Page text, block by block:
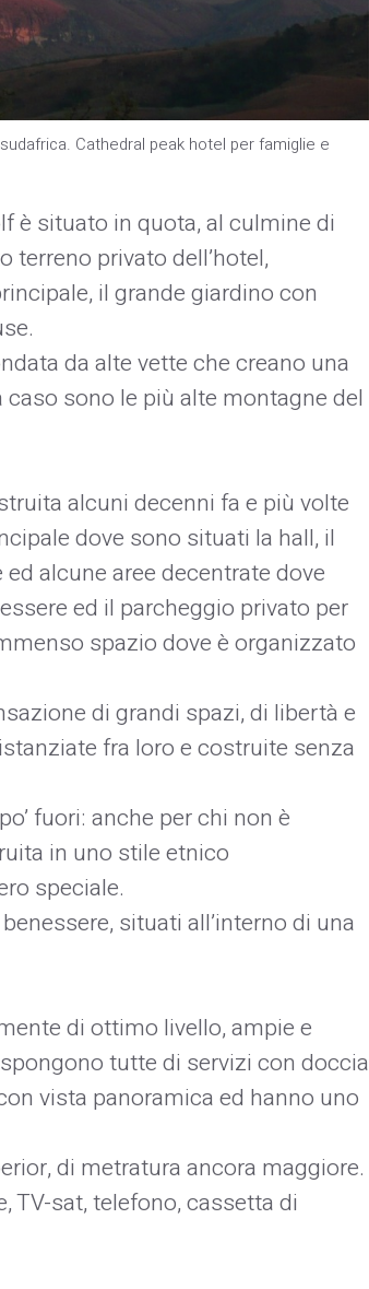
Cathedral peak hotel per famiglie e
è situato in quota, al culmine di
terreno privato dell’hotel,
il grande giardino con
da alte vette che creano una
sono le più alte montagne del
alcuni decenni fa e più volte
dove sono situati la hall, il
alcune aree decentrate dove
ed il parcheggio privato per
spazio dove è organizzato
di grandi spazi, di libertà e
fra loro e costruite senza
fuori: anche per chi non è
in uno stile etnico
speciale.
situati all’interno di una
di ottimo livello, ampie e
tutte di servizi con doccia
vista panoramica ed hanno uno
di metratura ancora maggiore.
TV-sat, telefono, cassetta di